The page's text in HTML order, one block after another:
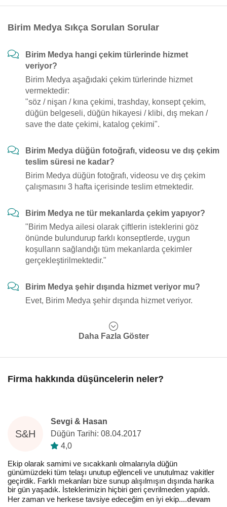
Birim Medya Sıkça Sorulan Sorular
Birim Medya hangi çekim türlerinde hizmet
veriyor?
Birim Medya aşağıdaki çekim türlerinde hizmet
vermektedir:
"söz / nişan / kına çekimi, trashday, konsept çekim,
düğün belgeseli, düğün hikayesi / klibi, dış mekan /
save the date çekimi, katalog çekimi".
Birim Medya düğün fotoğrafı, videosu ve dış çekim
teslim süresi ne kadar?
Birim Medya düğün fotoğrafı, videosu ve dış çekim
çalışmasını 3 hafta içerisinde teslim etmektedir.
Birim Medya ne tür mekanlarda çekim yapıyor?
"Birim Medya ailesi olarak çiftlerin isteklerini göz
önünde bulundurup farklı konseptlerde, uygun
koşulların sağlandığı tüm mekanlarda çekimler
gerçekleştirilmektedir."
Birim Medya şehir dışında hizmet veriyor mu?
Evet, Birim Medya şehir dışında hizmet veriyor.
Daha Fazla Göster
Firma hakkında düşüncelerin neler?
S&H
Sevgi & Hasan
Düğün Tarihi: 08.04.2017
4,0
Ekip olarak samimi ve sıcakkanlı olmalarıyla düğün
günümüzdeki tüm telaşı unutup eğlenceli ve unutulmaz vakitler
geçirdik. Farklı mekanları bize sunup alışılmışın dışında harika
bir gün yaşadık. İsteklerimizin hiçbiri geri çevrilmeden yapıldı.
Her zaman ve herkese tavsiye edeceğim en iyi ekip....devam